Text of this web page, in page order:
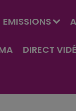
EMISSIONS
DIRECT